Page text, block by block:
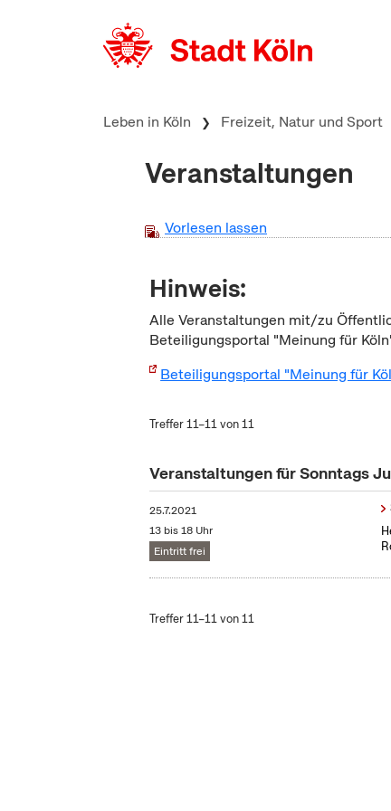
Leben in Köln Freizeit, Natur und Sport
Veranstaltungen
Vorlesen lassen
Hinweis:
Alle Veranstaltungen mit/zu
Beteiligungsportal "Meinung für
Beteiligungsportal "Meinung für
Treffer 11–11 von 11
Veranstaltungen für Sonntags
25.7.2021
13 bis 18 Uhr
Eintritt frei
Treffer 11–11 von 11